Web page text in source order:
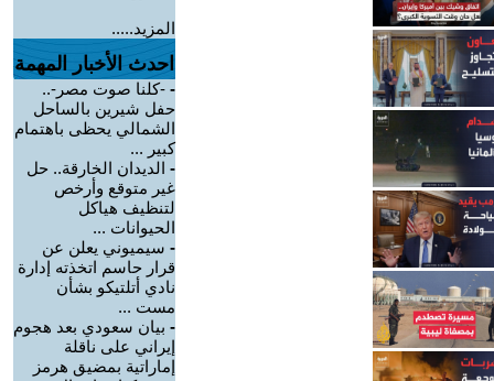
المزيد.....
احدث الأخبار المهمة
- -كلنا صوت مصر-..
حفل شيرين بالساحل
الشمالي يحظى باهتمام
كبير ...
- الديدان الخارقة.. حل
غير متوقع وأرخص
لتنظيف هياكل
الحيوانات ...
- سيميوني يعلن عن
قرار حاسم اتخذته إدارة
نادي أتلتيكو بشأن
مست ...
- بيان سعودي بعد هجوم
إيراني على ناقلة
إماراتية بمضيق هرمز